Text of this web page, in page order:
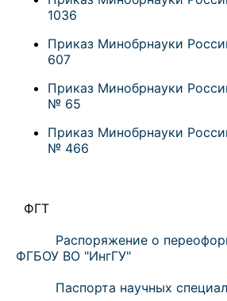
1036
Приказ Минобрнауки
607
Приказ Минобрнауки
№ 65
Приказ Минобрнауки
№ 466
ФГТ
Распоряжение о
ФГБОУ ВО "ИнгГУ"
Паспорта научных